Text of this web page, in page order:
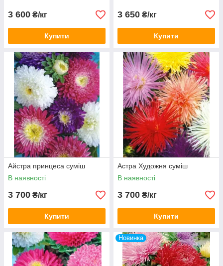
3 600 ₴/кг
Купити
3 650 ₴/кг
Купити
Айстра принцеса суміш
В наявності
3 700 ₴/кг
Купити
Астра Художня суміш
В наявності
3 700 ₴/кг
Купити
Новинка